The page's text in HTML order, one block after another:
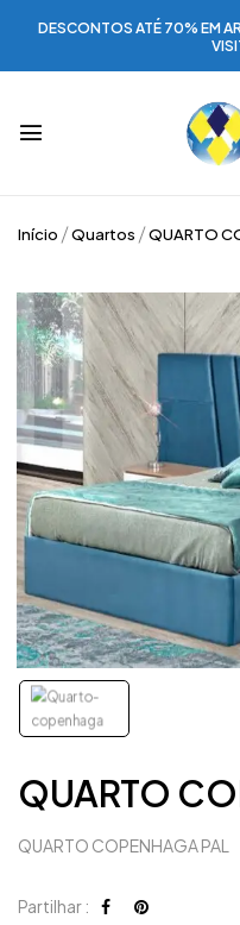
DESCONTOS ATÉ 70% EM
Início Quartos QUARTO
QUARTO
QUARTO COPENHAGA PAL
Partilhar :